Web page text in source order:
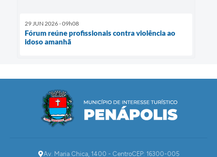
29 JUN 2026 - 09h08
Fórum reúne profissionais contra violência ao
idoso amanhã
Av. Maria Chica, 1400 - CentroCEP: 16300-005